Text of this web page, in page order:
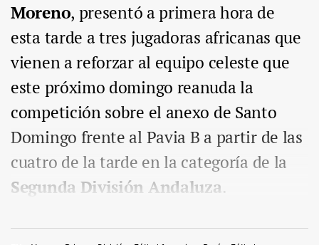
Moreno, presentó a primera hora de
esta tarde a tres jugadoras africanas que
vienen a reforzar al equipo celeste que
este próximo domingo reanuda la
competición sobre el anexo de Santo
Domingo frente al Pavia B a partir de las
cuatro de la tarde en la categoría de la
Segunda División Andaluza.